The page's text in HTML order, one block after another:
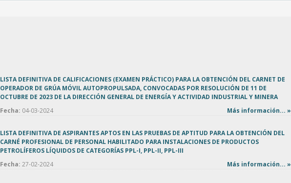
LISTA DEFINITIVA DE CALIFICACIONES (EXAMEN PRÁCTICO) PARA LA OBTENCIÓN DEL CARNET DE
OPERADOR DE GRÚA MÓVIL AUTOPROPULSADA, CONVOCADAS POR RESOLUCIÓN DE 11 DE
OCTUBRE DE 2023 DE LA DIRECCIÓN GENERAL DE ENERGÍA Y ACTIVIDAD INDUSTRIAL Y MINERA
Fecha: 04-03-2024 Más información... »
LISTA DEFINITIVA DE ASPIRANTES APTOS EN LAS PRUEBAS DE APTITUD PARA LA OBTENCIÓN DEL
CARNÉ PROFESIONAL DE PERSONAL HABILITADO PARA INSTALACIONES DE PRODUCTOS
PETROLÍFEROS LÍQUIDOS DE CATEGORÍAS PPL-I, PPL-II, PPL-III
Fecha: 27-02-2024 Más información... »